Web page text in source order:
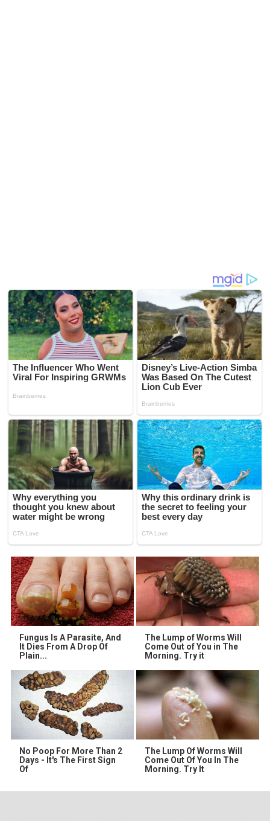
Fungus Is A Parasite, And
It Dies From A Drop Of
Plain...
The Lump of Worms Will
Come Out of You in The
Morning. Try it
No Poop For More Than 2
Days - It's The First Sign
Of
The Lump Of Worms Will
Come Out Of You In The
Morning. Try It